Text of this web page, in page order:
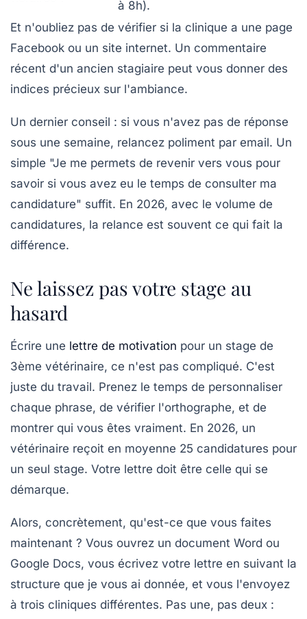
à 8h).
Et n'oubliez pas de vérifier si la clinique a une page
Facebook ou un site internet. Un commentaire
récent d'un ancien stagiaire peut vous donner des
indices précieux sur l'ambiance.
Un dernier conseil : si vous n'avez pas de réponse
sous une semaine, relancez poliment par email. Un
simple "Je me permets de revenir vers vous pour
savoir si vous avez eu le temps de consulter ma
candidature" suffit. En 2026, avec le volume de
candidatures, la relance est souvent ce qui fait la
différence.
Ne laissez pas votre stage au
hasard
Écrire une lettre de motivation pour un stage de
3ème vétérinaire, ce n'est pas compliqué. C'est
juste du travail. Prenez le temps de personnaliser
chaque phrase, de vérifier l'orthographe, et de
montrer qui vous êtes vraiment. En 2026, un
vétérinaire reçoit en moyenne 25 candidatures pour
un seul stage. Votre lettre doit être celle qui se
démarque.
Alors, concrètement, qu'est-ce que vous faites
maintenant ? Vous ouvrez un document Word ou
Google Docs, vous écrivez votre lettre en suivant la
structure que je vous ai donnée, et vous l'envoyez
à trois cliniques différentes. Pas une, pas deux :